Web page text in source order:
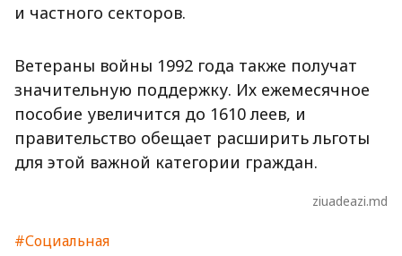
и частного секторов.
Ветераны войны 1992 года также получат
значительную поддержку. Их ежемесячное
пособие увеличится до 1610 леев, и
правительство обещает расширить льготы
для этой важной категории граждан.
ziuadeazi.md
#Социальная